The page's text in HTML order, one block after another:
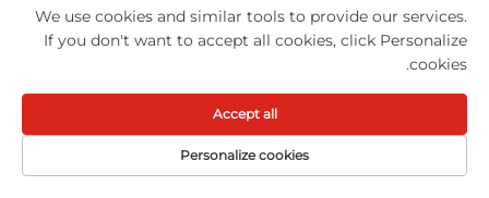
We use cookies and similar tools to provide our services.
If you don't want to accept all cookies, click Personalize
cookies.
Personalize cookies
Accept all